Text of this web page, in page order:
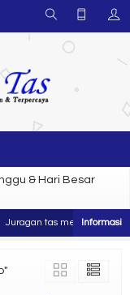
& Hari Besar
Juragan tas merupakan